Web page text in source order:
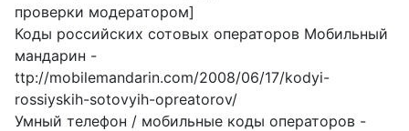
проверки модератором]
Коды российских сотовых операторов Мобильный
мандарин -
ttp://mobilemandarin.com/2008/06/17/kodyi-
rossiyskih-sotovyih-opreatorov/
Умный телефон / мобильные коды операторов -